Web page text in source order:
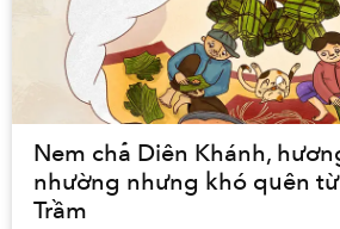
Nem chả Diên Khánh,
nhường nhưng khó quên
Trầm